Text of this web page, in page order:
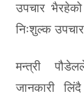
उपचार
निःशुल्क
मन्त्री
जानकारी